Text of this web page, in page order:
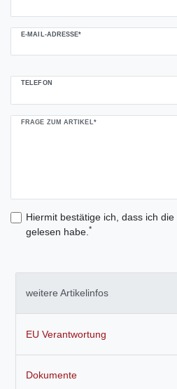
E-MAIL-ADRESSE*
TELEFON
FRAGE ZUM ARTIKEL*
Hiermit bestätige ich, dass ich die
gelesen habe. *
weitere Artikelinfos
EU Verantwortung
Dokumente